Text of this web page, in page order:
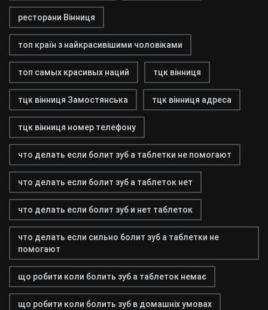
ресторани Вінниця
топ країн з найкрасивішими чоловіками
топ самых красивых наций тцк вінниця
тцк вінниця Замостянська тцк вінниця адреса
тцк вінниця номер телефону
что делать если болит зуб а таблетки не помогают
что делать если болит зуб а таблеток нет
что делать если болит зуб и нет таблеток
что делать если сильно болит зуб а таблетки не
помогают
що робити коли болить зуб а таблеток немає
що робити коли болить зуб в домашніх умовах